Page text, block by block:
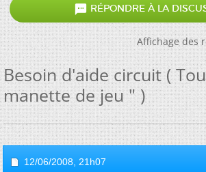
 RÉPONDRE À LA
Affichage des
Besoin d'aide circuit (
manette de jeu " )
12/06/2008, 21h07